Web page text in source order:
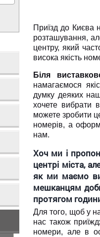
Приїзд до Києва
розташування,
центру, який
висока якість
Біля
намагаємося
думку деяких
хочете вибрати
можете зробити
номерів, а
нам.
Хоч ми і
центрі міста,
як ми маємо
мешканцям
протягом
Для того, щоб у
нас також
номери, але в